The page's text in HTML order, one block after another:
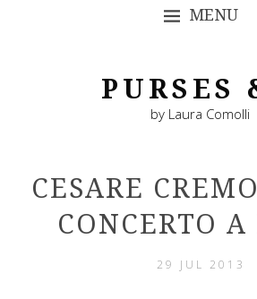
MENU
PURSES
by Laura Comolli
CESARE
CONCERTO
29 JUL 2013